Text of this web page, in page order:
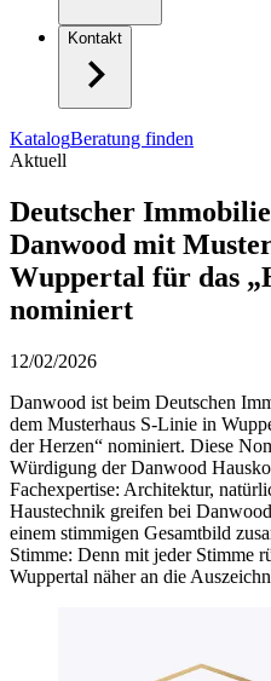
Kontakt
KatalogBeratung finden
Aktuell
Deutscher
Danwood mit
Wuppertal für das
nominiert
12/02/2026
Danwood ist beim Deutschen
dem Musterhaus S-Linie in
der Herzen“ nominiert. Diese
Würdigung der Danwood
Fachexpertise: Architektur,
Haustechnik greifen bei
einem stimmigen Gesamtbild
Stimme: Denn mit jeder Stimme
Wuppertal näher an die